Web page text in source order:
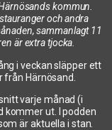
kommun.
och andra
sammanlagt 11
är extra tjocka.
i veckan släpper ett
Härnösand.
varje månad (i
kommer ut. I podden
är aktuella i stan.